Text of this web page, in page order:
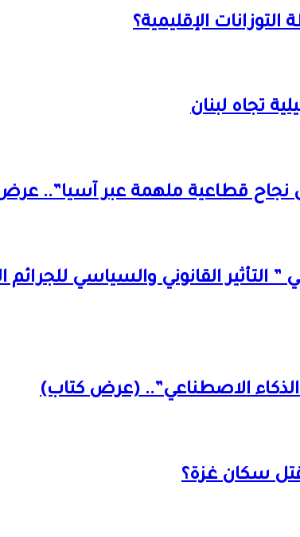
الإقليمية؟
تجاه لبنان
نجاح قطاعية ملهمة عبر آسيا”..
الاصطناعي”.. (عرض كتاب)
سكان غزة؟